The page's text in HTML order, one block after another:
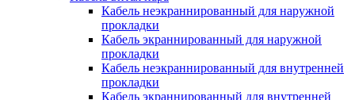
Кабель неэкраннированный для наружной
прокладки
Кабель экраннированный для наружной
прокладки
Кабель неэкраннированный для внутренней
прокладки
Кабель экраннированный для внутренней